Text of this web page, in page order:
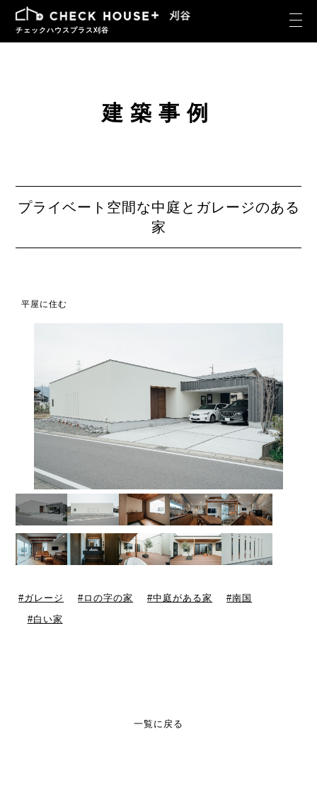
チェックハウスプラス刈谷
建築事例
プライベート空間な中庭とガレージのある
家
平屋に住む
ガレージ ロの字の家 中庭がある家 南国
白い家
一覧に戻る